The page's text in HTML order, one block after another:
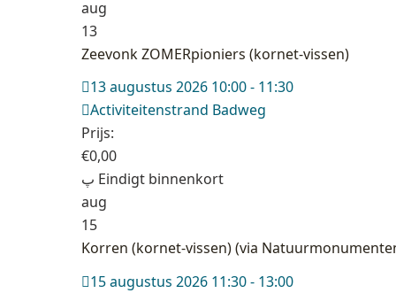
aug
13
Zeevonk ZOMERpioniers (kornet-vissen)
13 augustus 2026 10:00 - 11:30
Activiteitenstrand Badweg
Prijs:
€0,00
Eindigt binnenkort
aug
15
Korren (kornet-vissen) (via
15 augustus 2026 11:30 - 13:00